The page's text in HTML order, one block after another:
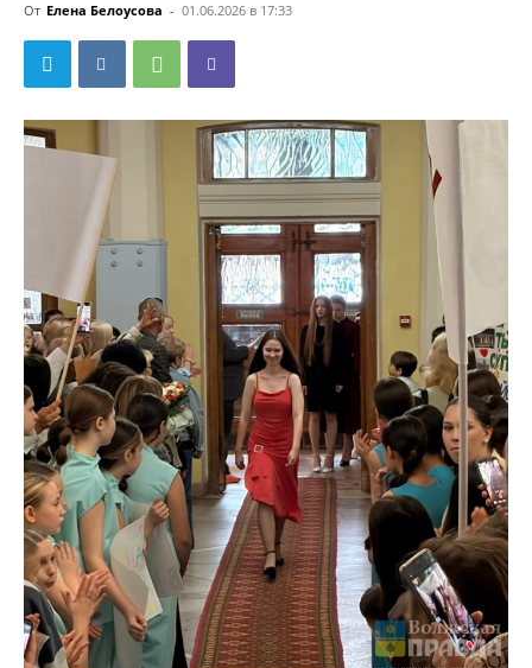
От Елена Белоусова - 01.06.2026 в 17:33